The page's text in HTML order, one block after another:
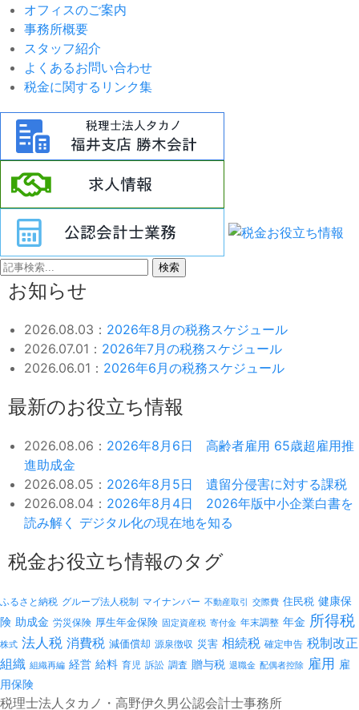
オフィスのご案内
事務所概要
スタッフ紹介
よくあるお問い合わせ
税金に関するリンク集
検索
お知らせ
2026.08.03： 2026年8月の税務スケジュール
2026.07.01： 2026年7月の税務スケジュール
2026.06.01： 2026年6月の税務スケジュール
最新のお役立ち情報
2026.08.06： 2026年8月6日 高齢者雇用 65歳超雇用推
進助成金
2026.08.05： 2026年8月5日 遺留分侵害に対する課税
2026.08.04： 2026年8月4日 2026年版中小企業白書を
読み解く デジタル化の現在地を知る
税金お役立ち情報のタグ
ふるさと納税 グループ法人税制 マイナンバー 不動産取引 交際費 住民税 健康保
険 助成金 労災保険 厚生年金保険 固定資産税 寄付金 年末調整 年金 所得税
株式 法人税 消費税 減価償却 源泉徴収 災害 相続税 確定申告 税制改正
組織 組織再編 経営 給料 育児 訴訟 調査 贈与税 退職金 配偶者控除 雇用 雇
用保険
税理士法人タカノ・高野伊久男公認会計士事務所